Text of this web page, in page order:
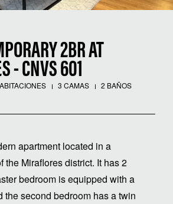
2BR AT
- CNVS 601
3 CAMAS 2 BAÑOS
apartment located in a
​​the Miraflores district. It has 2
bedroom is equipped with a
the second bedroom has a twin